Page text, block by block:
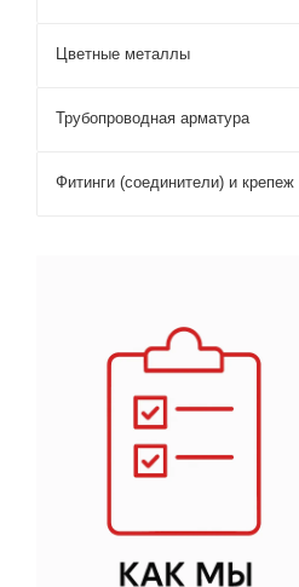
Цветные металлы
Трубопроводная арматура
Фитинги (соединители) и крепеж